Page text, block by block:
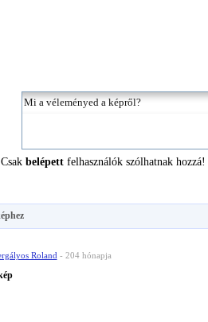
Csak belépett felhasználók szólhatnak hozzá!
Roland - 204 hónapja